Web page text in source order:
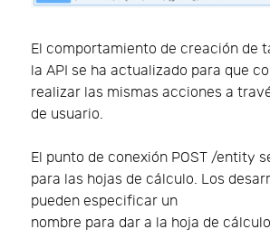
El comportamiento de creación de
la API se ha actualizado para que
realizar las mismas acciones a
de usuario.
El punto de conexión POST /entity
para las hojas de cálculo. Los
pueden especificar un
nombre para dar a la hoja de